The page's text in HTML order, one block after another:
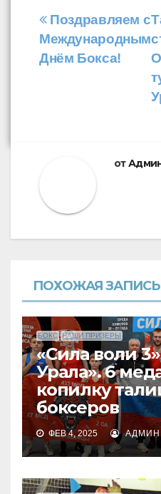
Навигация
по
Поздравляем с
Международным
Днём Бокса!
от
ПОХОЖАЯ ЗАПИСЬ
БОКС НАШИ ПРИЗЕРЫ
«Сила воли
Урала». 6
копилку
боксеров
ФЕВ 4, 2025